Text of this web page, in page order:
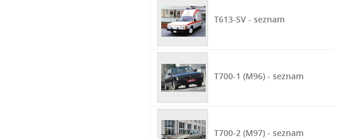
T613-SV - seznam
T700-1 (M96) - seznam
T700-2 (M97) - seznam